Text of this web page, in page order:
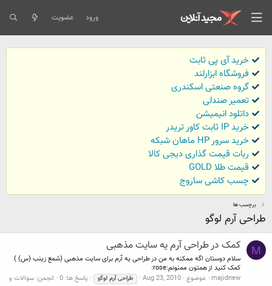
ورود عضویت
خرید آی پی ثابت
فروشگاه ابزارلند
گروه صنعتی اسکندری
تعمیر صندلی
داتلود انیمیشن
خرید IP ثابت کاور تریدر
خرید سرور HP ماهان شبکه
ربات قیمت گذاری دیجی کالا
قیمت طلا GOLD
چسب کاشی ساروج
برچسب ها
طراحی آرم لوگو
M کمک در طراحی آرم یه سایت مذهبی
سلام دوستان اگه ممکنه به من در طراحی یه آرم برای سایت مذهبی (شمع زینب (س) )
کمک کنید از همتون ممنونم:rose:
majidnew موضوع Aug 23, 2010 طراحی آرم لوگو پاسخ ها: 0 انجمن: سوالات و